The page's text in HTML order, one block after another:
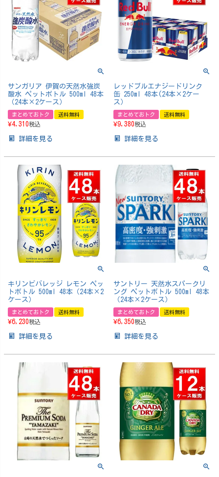
サンガリア 伊賀の天然水強炭
酸水 ペットボトル 500ml 48本
（24本×2ケース）
まとめておトク 送料無料
¥4,310税込
詳細を見る
レッドブルエナジードリンク
缶 250ml 48本(24本×2ケー
ス）
まとめておトク 送料無料
¥9,380税込
詳細を見る
キリンビバレッジ レモン ペッ
トボトル 500ml 48本（24本×2
ケース）
まとめておトク 送料無料
¥6,230税込
詳細を見る
サントリー 天然水スパークリ
ング ペットボトル 500ml 48本
（24本×2ケース）
まとめておトク 送料無料
¥6,350税込
詳細を見る